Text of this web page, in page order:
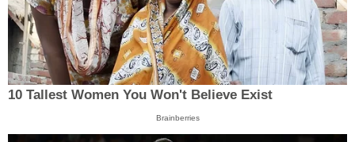
10 Tallest Women You Won't Believe Exist
Brainberries